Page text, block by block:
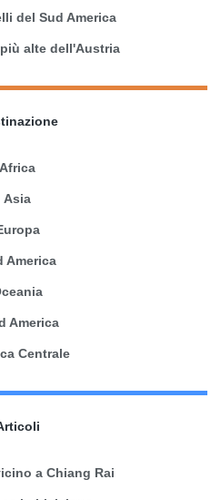
del Sud America
alte dell'Austria
Africa
Asia
America
America
Centrale
a Chiang Rai